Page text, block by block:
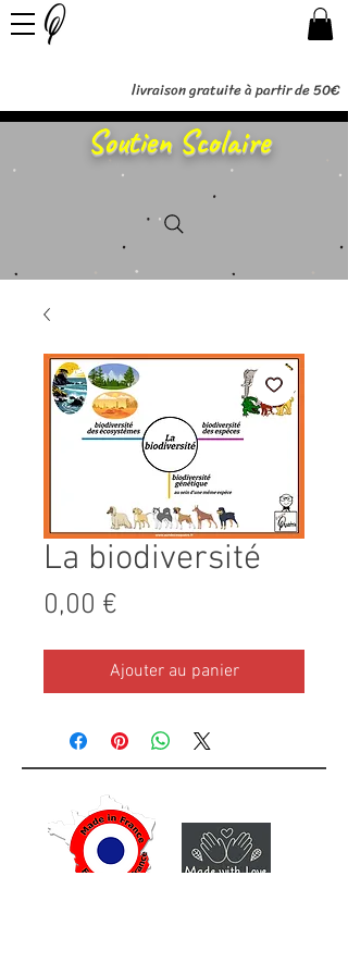
livraison gratuite à partir de 50€
Soutien Scolaire
La biodiversité
0,00 €
Ajouter au panier